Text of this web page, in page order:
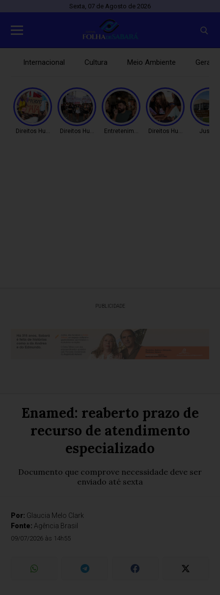
Sexta, 07 de Agosto de 2026
Internacional Cultura Meio Ambiente Gerais
Direitos HumanosDireitos HumanosEntretenimento Direitos Humanos Justiça
PUBLICIDADE
Enamed: reaberto prazo de
recurso de atendimento
especializado
Documento que comprove necessidade deve ser
enviado até sexta
Por: Glaucia Melo Clark
Fonte: Agência Brasil
09/07/2026 às 14h55